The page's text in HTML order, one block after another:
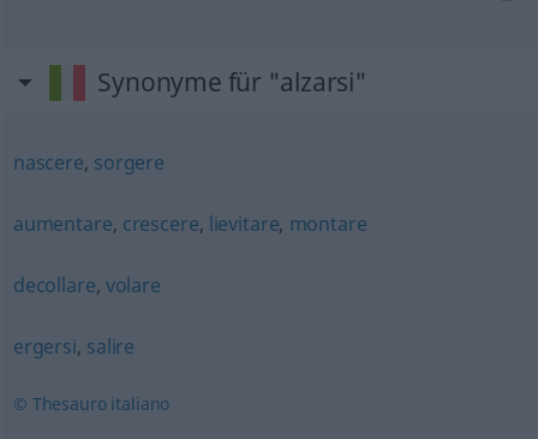
Synonyme für "alzarsi"
nascere, sorgere
aumentare, crescere, lievitare, montare
decollare, volare
ergersi, salire
© Thesauro italiano